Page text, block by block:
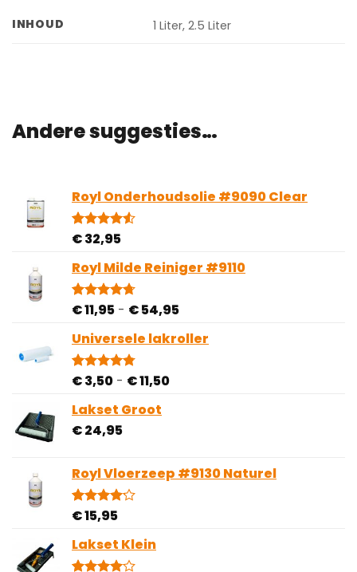
INHOUD 1 Liter, 2.5 Liter
Andere suggesties…
Royl Onderhoudsolie #9090 Clear
Gewaardeerd
gebaseerd
op
4
klantbeoordelingen
€32,95
Royl Milde Reiniger #9110
Gewaardeerd
gebaseerd
op
3
klantbeoordelingen
€11,95 - €54,95Prijsklasse:
tot
Universele lakroller
Gewaardeerd
gebaseerd
op
4
klantbeoordelingen
€3,50 - €11,50Prijsklasse:
Lakset Groot
€24,95
Royl Vloerzeep #9130 Naturel
Gewaardeerd
5
gebaseerd
op
9
€15,95
Lakset Klein